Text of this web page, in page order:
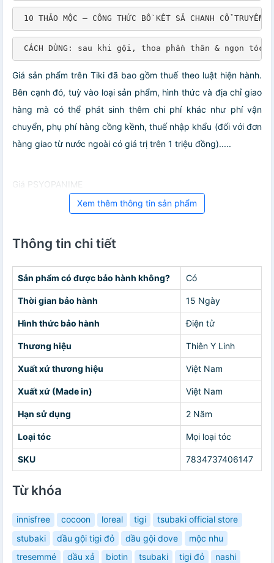
10 THẢO MỘC – CÔNG THỨC BỒ KẾT SẢ
CÁCH DÙNG: sau khi gội, thoa phần thân & ngọn
Giá sản phẩm trên Tiki đã bao gồm thuế theo luật hiện hành.
Bên cạnh đó, tuỳ vào loại sản phẩm, hình thức và địa chỉ giao
hàng mà có thể phát sinh thêm chi phí khác như phí vận
chuyển, phụ phí hàng cồng kềnh, thuế nhập khẩu (đối với đơn
hàng giao từ nước ngoài có giá trị trên 1 triệu đồng).....
Giá PSYOPANIME
Xem thêm thông tin sản phẩm
Thông tin chi tiết
Sản phẩm có được bảo hành không? Có
Thời gian bảo hành 15 Ngày
Hình thức bảo hành Điện tử
Thương hiệu Thiên Y Linh
Xuất xứ thương hiệu Việt Nam
Xuất xứ (Made in) Việt Nam
Hạn sử dụng 2 Năm
Loại tóc Mọi loại tóc
SKU 7834737406147
Từ khóa
innisfree cocoon loreal tigi
tsubaki official store
stubaki
dầu gội tigi đỏ dầu gội dove
mộc nhu
tresemmé
dầu xả biotin tsubaki tigi đỏ
nashi